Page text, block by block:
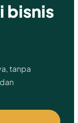
bisnis
tanpa